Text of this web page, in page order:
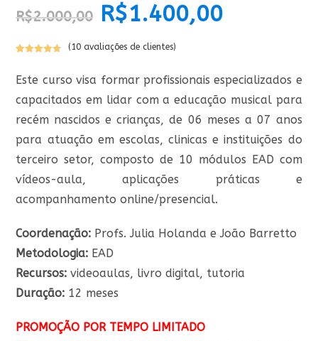
R$2.000,00
O
preço
original
R$2.000,00.
R$1.400,00preço
como
baseado
de clientes
(10 avaliações de clientes)
Este curso visa formar profissionais especializados e
capacitados em lidar com a educação musical para
recém nascidos e crianças, de 06 meses a 07 anos
para atuação em escolas, clinicas e instituições do
terceiro setor, composto de 10 módulos EAD com
vídeos-aula, aplicações práticas e
acompanhamento online/presencial.
Coordenação: Profs. Julia Holanda e João Barretto
Metodologia: EAD
Recursos: videoaulas, livro digital, tutoria
Duração: 12 meses
PROMOÇÃO POR TEMPO LIMITADO